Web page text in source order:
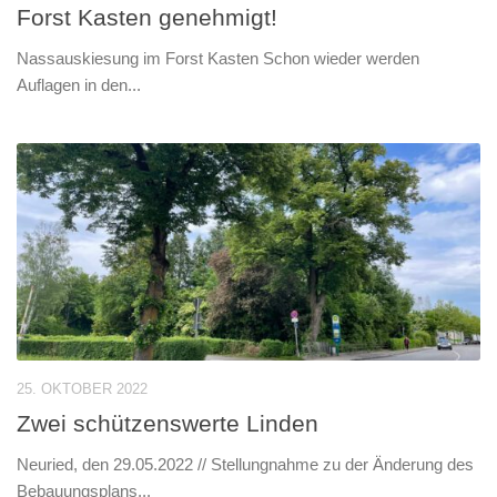
Forst Kasten genehmigt!
Nassauskiesung im Forst Kasten Schon wieder werden
Auflagen in den...
25. OKTOBER 2022
Zwei schützenswerte Linden
Neuried, den 29.05.2022 // Stellungnahme zu der Änderung des
Bebauungsplans...